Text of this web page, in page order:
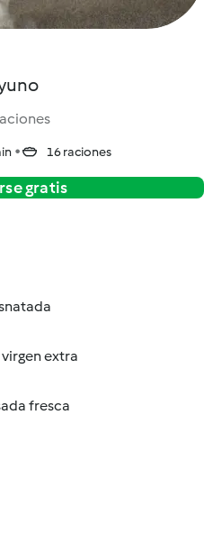
16 raciones
gratis
extra
fresca